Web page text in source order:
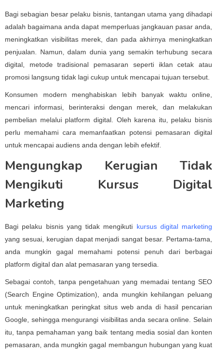
Bagi sebagian besar pelaku bisnis, tantangan utama yang dihadapi
adalah bagaimana anda dapat memperluas jangkauan pasar anda,
meningkatkan visibilitas merek, dan pada akhirnya meningkatkan
penjualan. Namun, dalam dunia yang semakin terhubung secara
digital, metode tradisional pemasaran seperti iklan cetak atau
promosi langsung tidak lagi cukup untuk mencapai tujuan tersebut.
Konsumen modern menghabiskan lebih banyak waktu online,
mencari informasi, berinteraksi dengan merek, dan melakukan
pembelian melalui platform digital. Oleh karena itu, pelaku bisnis
perlu memahami cara memanfaatkan potensi pemasaran digital
untuk mencapai audiens anda dengan lebih efektif.
Mengungkap Kerugian Tidak
Mengikuti Kursus Digital
Marketing
Bagi pelaku bisnis yang tidak mengikuti kursus digital marketing
yang sesuai, kerugian dapat menjadi sangat besar. Pertama-tama,
anda mungkin gagal memahami potensi penuh dari berbagai
platform digital dan alat pemasaran yang tersedia.
Sebagai contoh, tanpa pengetahuan yang memadai tentang SEO
(Search Engine Optimization), anda mungkin kehilangan peluang
untuk meningkatkan peringkat situs web anda di hasil pencarian
Google, sehingga mengurangi visibilitas anda secara online. Selain
itu, tanpa pemahaman yang baik tentang media sosial dan konten
pemasaran, anda mungkin gagal membangun hubungan yang kuat